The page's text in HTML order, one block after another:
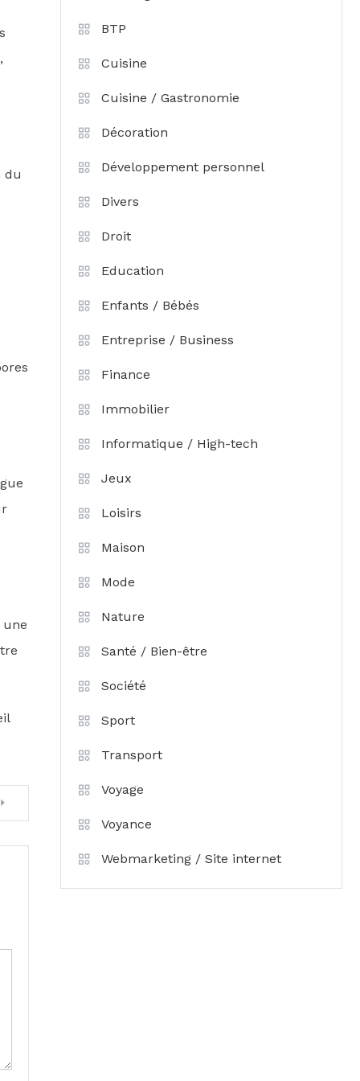
du
une
BTP
Cuisine
Cuisine / Gastronomie
Décoration
Développement personnel
Divers
Droit
Education
Enfants / Bébés
Entreprise / Business
Finance
Immobilier
Informatique / High-tech
Jeux
Loisirs
Maison
Mode
Nature
Santé / Bien-être
Société
Sport
Transport
Voyage
Voyance
Webmarketing / Site internet